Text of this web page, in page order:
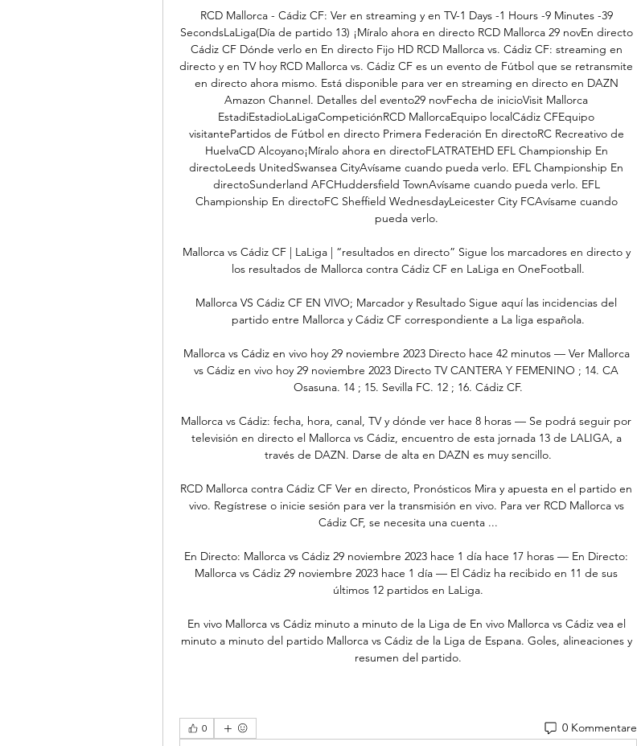
RCD Mallorca - Cádiz CF: Ver en streaming y en TV-1 Days -1 Hours -9 Minutes -39
SecondsLaLiga(Día de partido 13) ¡Míralo ahora en directo RCD Mallorca 29 novEn directo
Cádiz CF Dónde verlo en En directo Fijo HD RCD Mallorca vs. Cádiz CF: streaming en
directo y en TV hoy RCD Mallorca vs. Cádiz CF es un evento de Fútbol que se retransmite
en directo ahora mismo. Está disponible para ver en streaming en directo en DAZN
Amazon Channel. Detalles del evento29 novFecha de inicioVisit Mallorca
EstadiEstadioLaLigaCompeticiónRCD MallorcaEquipo localCádiz CFEquipo
visitantePartidos de Fútbol en directo Primera Federación En directoRC Recreativo de
HuelvaCD Alcoyano¡Míralo ahora en directoFLATRATEHD EFL Championship En
directoLeeds UnitedSwansea CityAvísame cuando pueda verlo. EFL Championship En
directoSunderland AFCHuddersfield TownAvísame cuando pueda verlo. EFL
Championship En directoFC Sheffield WednesdayLeicester City FCAvísame cuando
pueda verlo.
Mallorca vs Cádiz CF | LaLiga | “resultados en directo” Sigue los marcadores en directo y
los resultados de Mallorca contra Cádiz CF en LaLiga en OneFootball.
Mallorca VS Cádiz CF EN VIVO; Marcador y Resultado Sigue aquí las incidencias del
partido entre Mallorca y Cádiz CF correspondiente a La liga española.
Mallorca vs Cádiz en vivo hoy 29 noviembre 2023 Directo hace 42 minutos — Ver Mallorca
vs Cádiz en vivo hoy 29 noviembre 2023 Directo TV CANTERA Y FEMENINO ; 14. CA
Osasuna. 14 ; 15. Sevilla FC. 12 ; 16. Cádiz CF.
Mallorca vs Cádiz: fecha, hora, canal, TV y dónde ver hace 8 horas — Se podrá seguir por
televisión en directo el Mallorca vs Cádiz, encuentro de esta jornada 13 de LALIGA, a
través de DAZN. Darse de alta en DAZN es muy sencillo.
RCD Mallorca contra Cádiz CF Ver en directo, Pronósticos Mira y apuesta en el partido en
vivo. Regístrese o inicie sesión para ver la transmisión en vivo. Para ver RCD Mallorca vs
Cádiz CF, se necesita una cuenta ...
En Directo: Mallorca vs Cádiz 29 noviembre 2023 hace 1 día hace 17 horas — En Directo:
Mallorca vs Cádiz 29 noviembre 2023 hace 1 día — El Cádiz ha recibido en 11 de sus
últimos 12 partidos en LaLiga.
En vivo Mallorca vs Cádiz minuto a minuto de la Liga de En vivo Mallorca vs Cádiz vea el
minuto a minuto del partido Mallorca vs Cádiz de la Liga de Espana. Goles, alineaciones y
resumen del partido.
0 0 Kommentare